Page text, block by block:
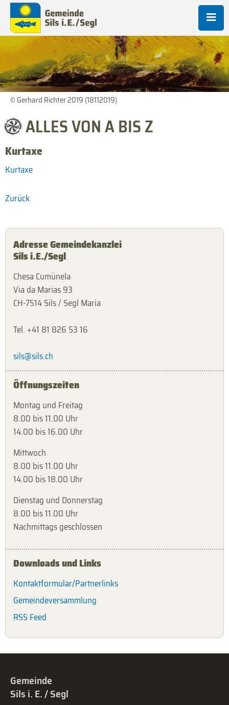
© Gerhard Richter 2019 (18112019)
ALLES VON A BIS Z
Kurtaxe
Kurtaxe
Zurück
Adresse Gemeindekanzlei
Sils i.E./Segl
Chesa Cumünela
Via da Marias 93
CH-7514 Sils / Segl Maria
Tel. +41 81 826 53 16
sils@sils.ch
Öffnungszeiten
Montag und Freitag
8.00 bis 11.00 Uhr
14.00 bis 16.00 Uhr
Mittwoch
8.00 bis 11.00 Uhr
14.00 bis 18.00 Uhr
Dienstag und Donnerstag
8.00 bis 11.00 Uhr
Nachmittags geschlossen
Downloads und Links
Kontaktformular/Partnerlinks
Gemeindeversammlung
RSS Feed
Gemeinde
Sils i. E. / Segl